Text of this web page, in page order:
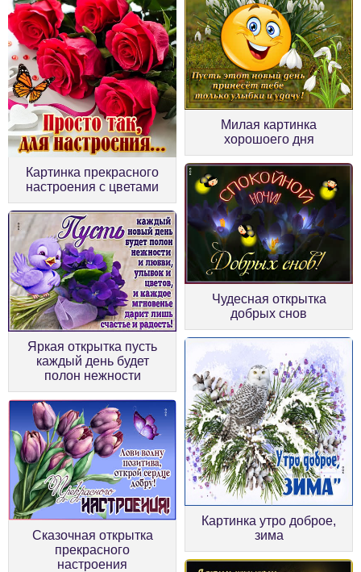
Картинка прекрасного
настроения с цветами
Милая картинка
хорошоего дня
Яркая открытка пусть
каждый день будет
полон нежности
Чудесная открытка
добрых снов
Сказочная открытка
прекрасного
настроения
Картинка утро доброе,
зима